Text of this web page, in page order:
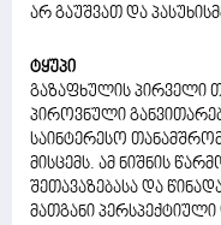
არ გაუშვათ და
ტყუპი
გაზაფხულის პირველი
პიროვნული
საინტერესო
მისცემს. ამ ნიშნის
შეთავაზებასა და
მათგანი